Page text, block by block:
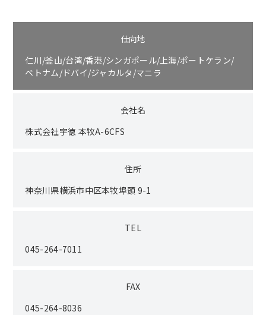
仕向地
仁川/釜山/台湾/香港/シンガポール/上海/ポートケラン/
ベトナム/ドバイ/ジャカルタ/マニラ
会社名
株式会社宇徳 本牧A-6CFS
住所
神奈川県横浜市中区本牧埠頭 9-1
TEL
045-264-7011
FAX
045-264-8036